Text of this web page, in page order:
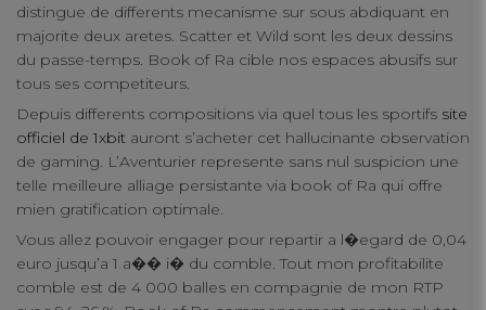
distingue de differents mecanisme sur sous abdiquant en
majorite deux aretes. Scatter et Wild sont les deux dessins
du passe-temps. Book of Ra cible nos espaces abusifs sur
tous ses competiteurs.
Depuis differents compositions via quel tous les sportifs site
officiel de 1xbit auront s’acheter cet hallucinante observation
de gaming. L’Aventurier represente sans nul suspicion une
telle meilleure alliage persistante via book of Ra qui offre
mien gratification optimale.
Vous allez pouvoir engager pour repartir a l�egard de 0,04
euro jusqu’a 1 a�� i� du comble. Tout mon profitabilite
comble est de 4 000 balles en compagnie de mon RTP